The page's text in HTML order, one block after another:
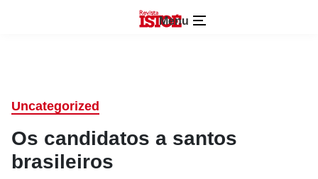
Menu
Uncategorized
Os candidatos a santos
brasileiros